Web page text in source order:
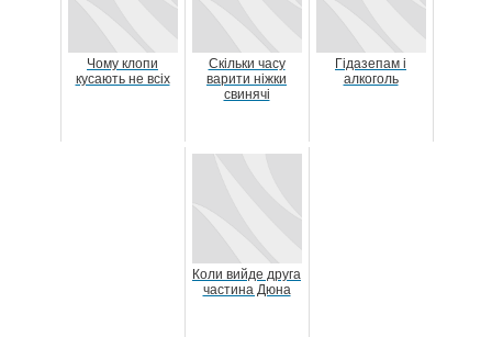
Чому клопи
кусають не всіх
Скільки часу
варити ніжки
свинячі
Гідазепам і
алкоголь
Коли вийде друга
частина Дюна